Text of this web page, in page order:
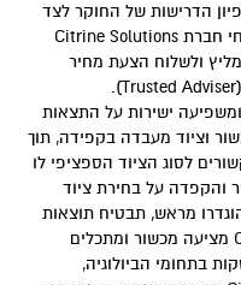
הדרישות של החוקר לצד
בחירת מווצר/ים איכותיים ואמינים, שמומחי חברת Citrine Solutions
ולשלוח הצעת מחיר
מסודרת שהלקוח סומך עליה כיועץ נאמן (Trusted Adviser).
ישירות על התצאות
וציוד מעבדה בקפידה, תוך
לסוג הציוד הספציפי לו
והקפדה על בחירת ציוד
מראש, תבטיח תוצאות
אמינות ובטוחות. חברת Citrine Solutions מציעה מכשור ומתכלים
בתחומי הביולוגיה,